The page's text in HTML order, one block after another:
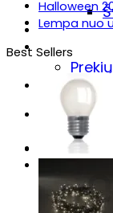
Sodo
Prekių
DUK
Ieškoti:
Halloween
Lempa nuo
Best Sellers